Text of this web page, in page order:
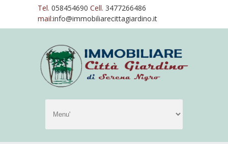
Tel. 058454690 Cell. 3477266486
mail:info@immobiliarecittagiardino.it